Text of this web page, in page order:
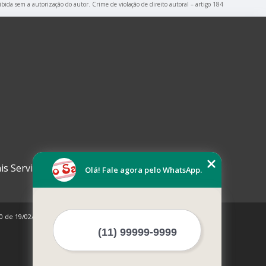
sem a autorização do autor. Crime de violação de direito autoral – artigo 184
Serviços
19/02/1998)
Olá! Fale agora pelo WhatsApp.